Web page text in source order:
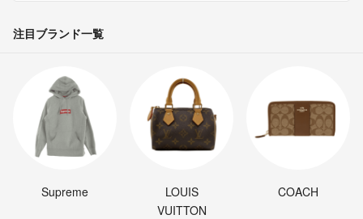
注目ブランド一覧
Supreme
LOUIS
VUITTON
COACH